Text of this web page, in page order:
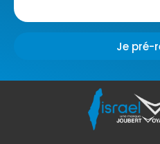
Je pré-